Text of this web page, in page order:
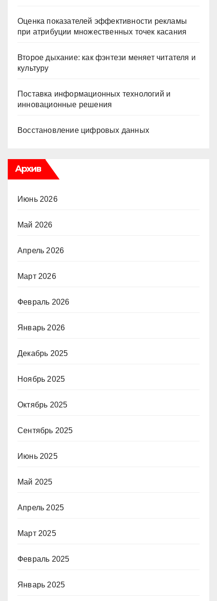
Оценка показателей эффективности рекламы
при атрибуции множественных точек касания
Второе дыхание: как фэнтези меняет читателя и
культуру
Поставка информационных технологий и
инновационные решения
Восстановление цифровых данных
Архив
Июнь 2026
Май 2026
Апрель 2026
Март 2026
Февраль 2026
Январь 2026
Декабрь 2025
Ноябрь 2025
Октябрь 2025
Сентябрь 2025
Июнь 2025
Май 2025
Апрель 2025
Март 2025
Февраль 2025
Январь 2025